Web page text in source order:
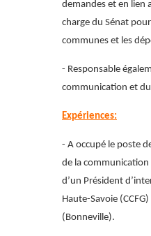
demandes et en lien
charge du Sénat
communes et les
- Responsable
communication et
Expériences:
- A occupé le poste
de la
d’un Président
Haute-Savoie
(Bonneville).